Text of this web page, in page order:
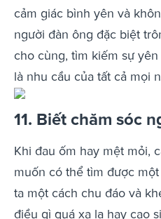
cảm giác bình yên và
người đàn ông đặc biệt
cho cùng, tìm kiếm sự
là nhu cầu của tất cả mọi
11. Biết chăm sóc
Khi đau ốm hay mệt mỏi,
muốn có thể tìm được
ta một cách chu đáo và
điều gì quá xa lạ hay cao